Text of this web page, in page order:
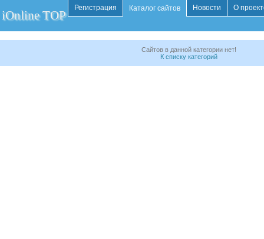
iOnline TOP
Регистрация Каталог сайтов Новости О
Сайтов в данной категории нет!
К списку категорий